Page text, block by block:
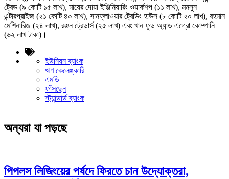
ট্রেড (৯ কোটি ১৫ লাখ), মায়ের দোয়া ইঞ্জিনিয়ারিং ওয়ার্কশপ (১১ লাখ), মনসুন
এন্টারপ্রাইজ (২১ কোটি ৪০ লাখ), সানফ্লাওয়ার ট্রেডিং হাউস (৮ কোটি ২০ লাখ), রহমান
মেশিনারিজ (২৪ লাখ), রঞ্জন ট্রেডার্স (২৫ লাখ) এবং খান ফুড অ্যান্ড এগ্রো কোম্পানি
(৬২ লাখ টাকা)।
ইউনিয়ন ব্যাংক
ঋণ কেলেঙ্কারি
এমডি
ফাঁসছেন
স্ট্যান্ডার্ড ব্যাংক
অন্যরা যা পড়ছে
পিপলস লিজিংয়ের পর্ষদে ফিরতে চান উদ্যোক্তরা,